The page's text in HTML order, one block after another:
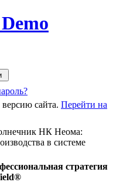
сайта. Перейти на
НК Неома:
в системе
стратегия